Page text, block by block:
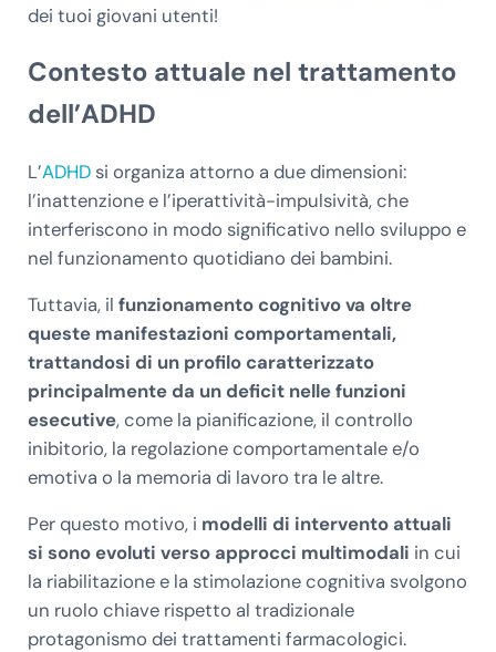
dei tuoi giovani utenti!
Contesto attuale nel trattamento
dell’ADHD
L’ADHDsi organiza attorno a due dimensioni:
l’inattenzione e l’iperattività-impulsività, che
interferiscono in modo significativo nello sviluppo e
nel funzionamento quotidiano dei bambini.
Tuttavia, il funzionamento cognitivo va oltre
queste manifestazioni comportamentali,
trattandosi di un profilo caratterizzato
principalmente da un deficit nelle funzioni
esecutive, come la pianificazione, il controllo
inibitorio, la regolazione comportamentale e/o
emotiva o la memoria di lavoro tra le altre.
Per questo motivo, i modelli di intervento attuali
si sono evoluti verso approcci multimodali in cui
la riabilitazione e la stimolazione cognitiva svolgono
un ruolo chiave rispetto al tradizionale
protagonismo dei trattamenti farmacologici.